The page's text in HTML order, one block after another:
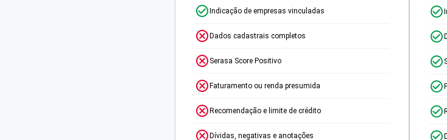
Indicação de empresas vinculadas
Dados cadastrais completos
Serasa Score Positivo
Faturamento ou renda presumida
Recomendação e limite de crédito
Dívidas, negativas e anotações